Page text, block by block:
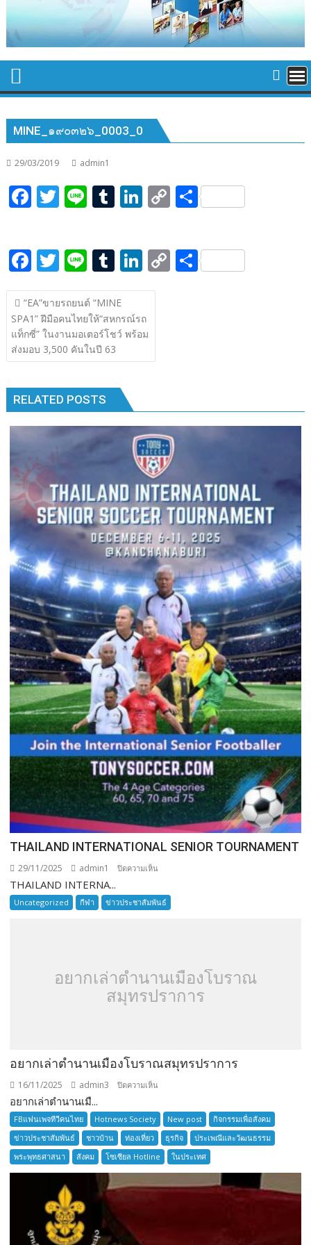
MINE_๑๙๐๓๒๖_0003_0
29/03/2019 admin1
F
b
o
o
k
T
er
Li T
bl
r
Li
e
dI
C
y
S
e
F
ac
e
b
o
o
k
T
w
itt
er
Li
n
e
T
u
m
bl
r
Li
n
e
n
C S
แนะแนว
เรื่อง
“EA”ขายรถยนต์ “MINE
SPA1” ฝีมือคนไทยให้“สหกรณ์รถ
แท็กซี่” ในงานมอเตอร์โชว์ พร้อม
ส่งมอบ 3,500 คันในปี 63
RELATED POSTS
THAILAND INTERNATIONAL SENIOR TOURNAMENT
29/11/2025 admin1 ปิดความเห็น
INTERNATIONAL
SENIOR
THAILAND INTERNA...
Uncategorized กีฬา ข่าวประชาสัมพันธ์
อยากเล่าตำนานเมืองโบราณ
สมุทรปราการ
อยากเล่าตำนานเมืองโบราณสมุทรปราการ
16/11/2025 admin3 ปิดความเห็น
เล่า
ตำนาน
เมือง
โบราณ
สมุทรปราการ
อยากเล่าตำนานเมื...
FBแฟนเพจทีวีคนไทย Hotnews Society New post
กิจกรรมเพื่อสังคม
ข่าวประชาสัมพันธ์
ชาวบ้าน ท่องเที่ยว ธุรกิจ
ประเพณีและวัฒนธรรม
พระพุทธศาสนา
สังคม โซเซียล Hotline ในประเทศ